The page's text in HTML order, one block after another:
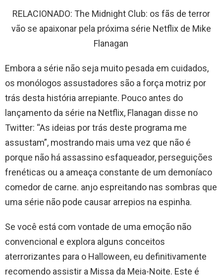
RELACIONADO: The Midnight Club: os fãs de terror
vão se apaixonar pela próxima série Netflix de Mike
Flanagan
Embora a série não seja muito pesada em cuidados,
os monólogos assustadores são a força motriz por
trás desta história arrepiante. Pouco antes do
lançamento da série na Netflix, Flanagan disse no
Twitter: “As ideias por trás deste programa me
assustam”, mostrando mais uma vez que não é
porque não há assassino esfaqueador, perseguições
frenéticas ou a ameaça constante de um demoníaco
comedor de carne. anjo espreitando nas sombras que
uma série não pode causar arrepios na espinha.
Se você está com vontade de uma emoção não
convencional e explora alguns conceitos
aterrorizantes para o Halloween, eu definitivamente
recomendo assistir a Missa da Meia-Noite. Este é